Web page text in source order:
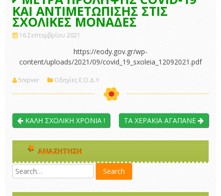
ΚΑΙ ΑΝΤΙΜΕΤΩΠΙΣΗΣ ΣΤΙΣ
ΣΧΟΛΙΚΕΣ ΜΟΝΑΔΕΣ
16 Σεπτεμβρίου 2021
https://eody.gov.gr/wp-
content/uploads/2021/09/covid_19_sxoleia_12092021.pdf
5nipver Οδηγίες Ε.Ο.Δ.Υ.
ΚΑΛΗ ΣΧΟΛΙΚΗ ΧΡΟΝΙΑ ! ΤΑ ΧΕΡΑΚΙΑ ΑΓΑΠΑΝΕ
ΑΝΑΖΉΤΗΣΗ